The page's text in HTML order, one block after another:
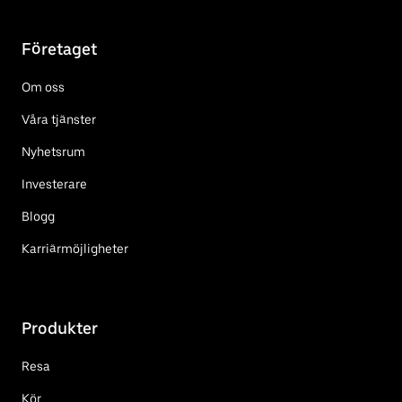
Företaget
Om oss
Våra tjänster
Nyhetsrum
Investerare
Blogg
Karriärmöjligheter
Produkter
Resa
Kör